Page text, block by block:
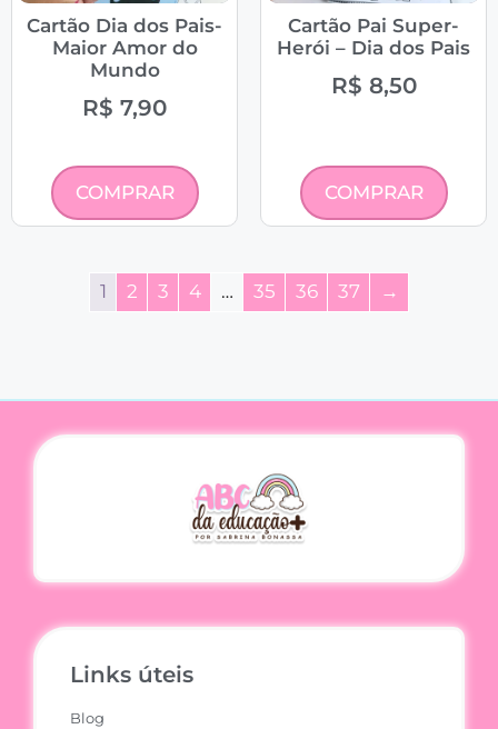
Cartão Dia dos Pais-
Maior Amor do
Mundo
R$ 7,90
COMPRAR
Cartão Pai Super-
Herói – Dia dos Pais
R$ 8,50
COMPRAR
1 2 3 4 … 35 36 37 →
Links úteis
Blog